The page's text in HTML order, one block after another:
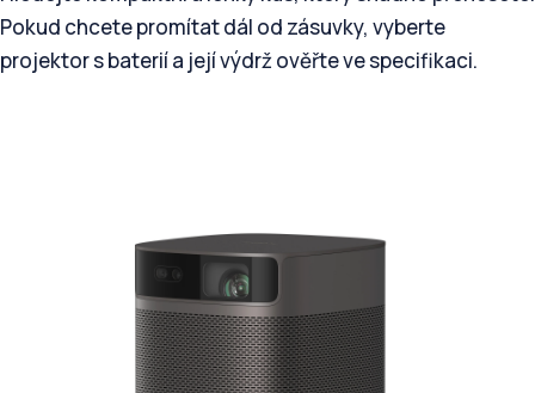
Pokud chcete promítat dál od zásuvky, vyberte
projektor s baterií a její výdrž ověřte ve specifikaci.